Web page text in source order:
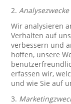
2.Analysezwecke
Wir analysieren
Verhalten auf
verbessern und
hoffen, unsere
erfassen wir,
und wie Sie auf
3.